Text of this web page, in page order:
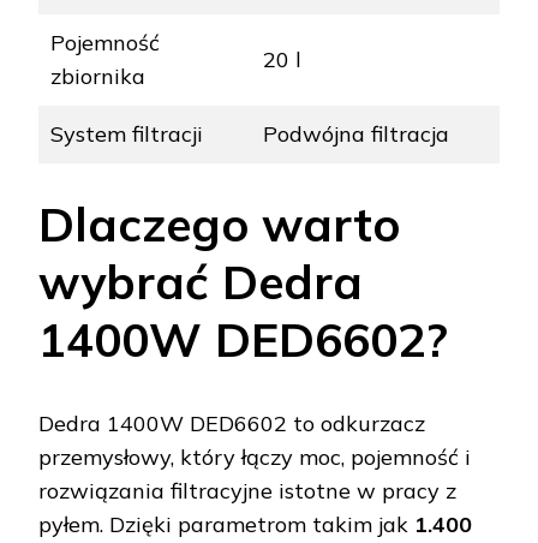
Pojemność
zbiornika
20 l
System filtracji Podwójna filtracja
Dlaczego warto
wybrać Dedra
1400W DED6602?
Dedra 1400W DED6602 to odkurzacz
przemysłowy, który łączy moc, pojemność i
rozwiązania filtracyjne istotne w pracy z
pyłem. Dzięki parametrom takim jak 1.400